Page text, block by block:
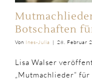
Botschaften
Von Ines-Julia | 28. Februar
Lisa Walser
„Mutmachlieder“